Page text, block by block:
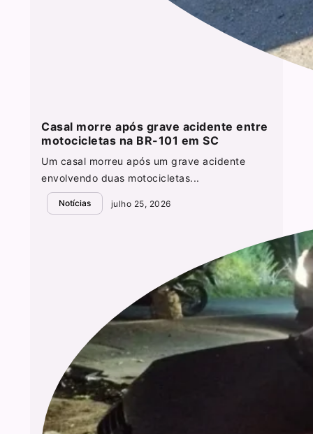
Casal morre após grave acidente entre
motocicletas na BR-101 em SC
Um casal morreu após um grave acidente
envolvendo duas motocicletas...
Notícias julho 25, 2026